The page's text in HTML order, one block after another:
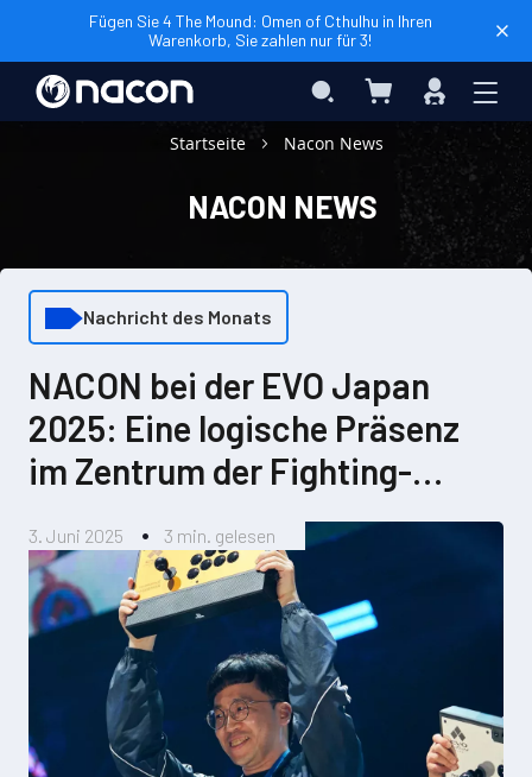
Fügen Sie 4 The Mound: Omen of Cthulhu in Ihren
Warenkorb, Sie zahlen nur für 3!
Search Mein Warenkorb
Anmelden
Startseite Nacon News
NACON NEWS
3. Juni 2025 3 min. gelesen
NACON bei der EVO Japan
2025: Eine logische Präsenz
im Zentrum der Fighting-
Nachricht des Monats